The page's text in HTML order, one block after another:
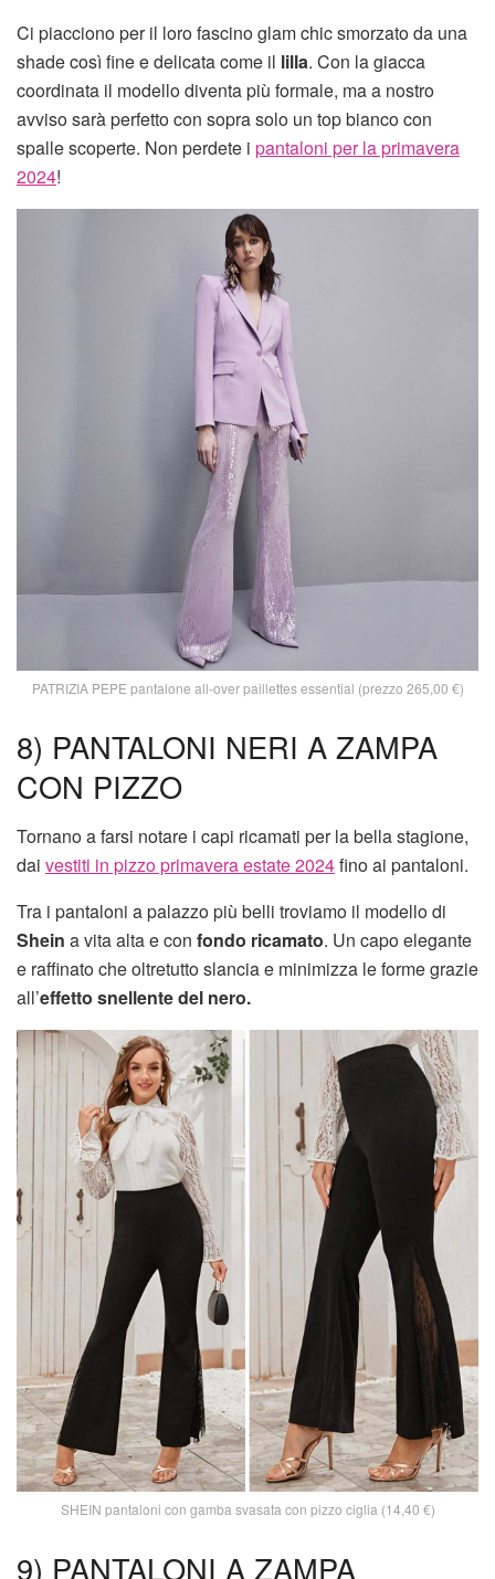
Ci piacciono per il loro fascino glam chic smorzato da una
shade così fine e delicata come il lilla. Con la giacca
coordinata il modello diventa più formale, ma a nostro
avviso sarà perfetto con sopra solo un top bianco con
spalle scoperte. Non perdete i pantaloni per la primavera
2024!
PATRIZIA PEPE pantalone all-over paillettes essential (prezzo 265,00 €)
8) PANTALONI NERI A ZAMPA
CON PIZZO
Tornano a farsi notare i capi ricamati per la bella stagione,
dai vestiti in pizzo primavera estate 2024fino ai pantaloni.
Tra i pantaloni a palazzo più belli troviamo il modello di
Shein a vita alta e con fondo ricamato. Un capo elegante
e raffinato che oltretutto slancia e minimizza le forme grazie
all’effetto snellente del nero.
SHEIN pantaloni con gamba svasata con pizzo ciglia (14,40 €)
9) PANTALONI A ZAMPA